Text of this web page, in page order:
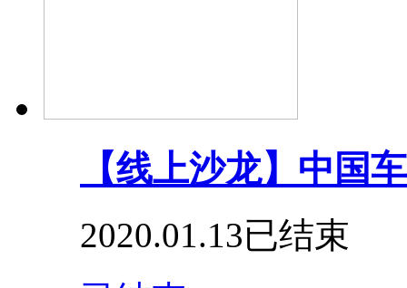
【线上沙龙】中国
2020.01.13已结束